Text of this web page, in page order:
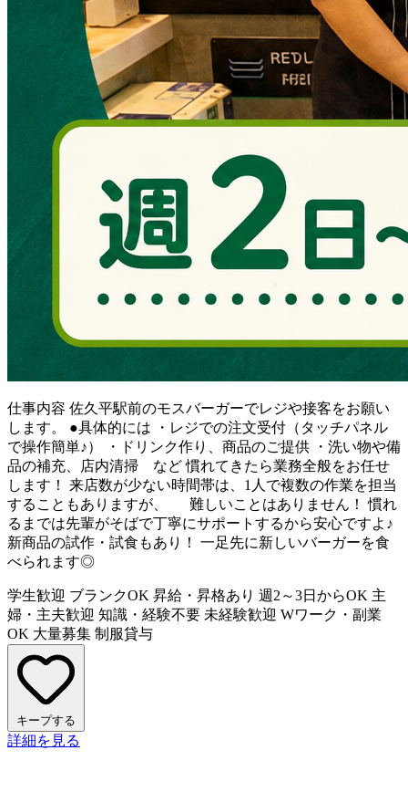
仕事内容 佐久平駅前のモスバーガーでレジや接客をお願い
します。 ●具体的には ・レジでの注文受付（タッチパネル
で操作簡単♪） ・ドリンク作り、商品のご提供 ・洗い物や備
品の補充、店内清掃 など 慣れてきたら業務全般をお任せ
します！ 来店数が少ない時間帯は、1人で複数の作業を担当
することもありますが、 難しいことはありません！ 慣れ
るまでは先輩がそばで丁寧にサポートするから安心ですよ♪
新商品の試作・試食もあり！ 一足先に新しいバーガーを食
べられます◎
学生歓迎 ブランクOK 昇給・昇格あり 週2～3日からOK 主
婦・主夫歓迎 知識・経験不要 未経験歓迎 Wワーク・副業
OK 大量募集 制服貸与
キープする
詳細を見る